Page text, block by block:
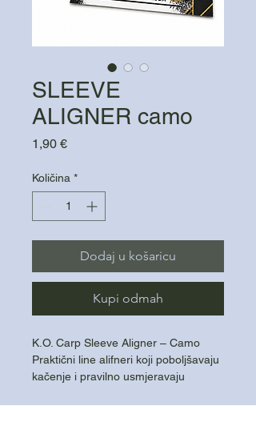
SLEEVE
ALIGNER camo
1,90 €Cijena
Količina *
Dodaj u košaricu
Kupi odmah
K.O. Carp Sleeve Aligner – Camo
Praktični line alifneri koji poboljšavaju
kačenje i pravilno usmjeravaju